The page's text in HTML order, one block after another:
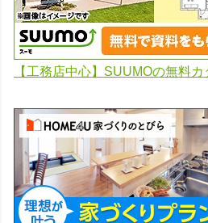
【工務店中心】SUUMOの無料